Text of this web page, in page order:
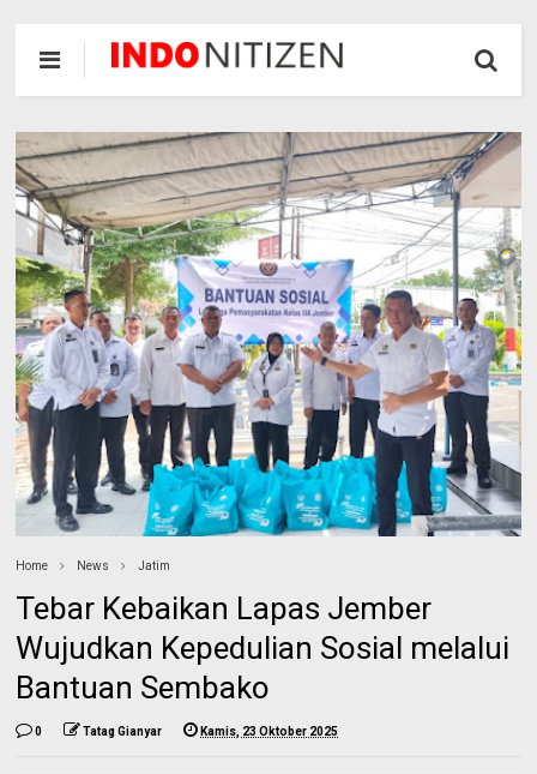
Home News Jatim
Tebar Kebaikan Lapas Jember
Wujudkan Kepedulian Sosial melalui
Bantuan Sembako
0 Tatag Gianyar Kamis, 23 Oktober 2025